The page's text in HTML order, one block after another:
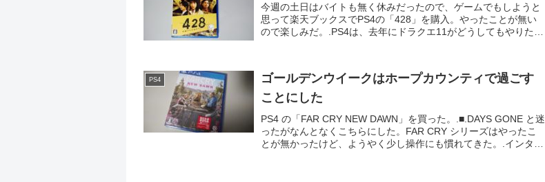
今週の土日はバイトも無く休みだったので、ゲームでもしようと
思って楽天ブックスでPS4の「428」を購入。やったことが無い
ので楽しみだ。.PS4は、去年にドラクエ11がどうしてもやりたく
PS4
ゴールデンウイークはホープカウンティで過ごす
ことにした
PS4 の「FAR CRY NEW DAWN」を買った。.■.DAYS GONE と迷
ったがなんとなくこちらにした。FAR CRY シリーズはやったこ
とが無かったけど、ようやく少し操作にも慣れてきた。.インター